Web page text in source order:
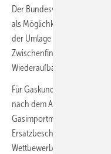
Der Bundesverband der
als Möglichkeit für ein
der Umlage angeregt, wenn
Zwischenfinanzierung,
Wiederaufbau, sichergestellt
Für Gaskunden würde eine
nach dem Aufheben der
Gasimportmengen nach
Ersatzbeschaffungskosten
Wettbewerbsfähigkeit von